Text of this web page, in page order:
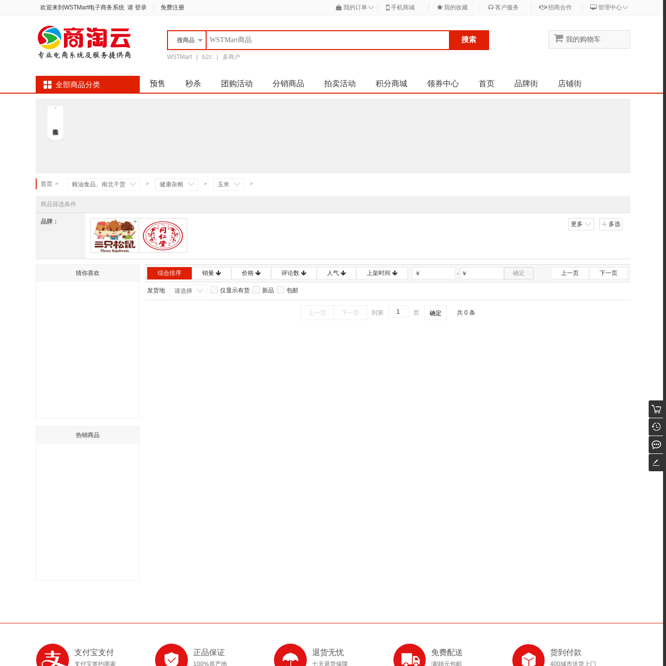
欢迎来到WSTMart电子商务系统 请 登录 免费注册 我的订单 ◇ 手机商城 我的收藏 客户服务 招商合作 管理中心◇
搜商品 搜索
WSTMart b2c 多商户
我的购物车
全部商品分类 预售 秒杀 团购活动 分销商品 拍卖活动 积分商城 领券中心 首页 品牌街 店铺街
首页 > 粮油食品、南北干货 > 健康杂粮 > 玉米 >
商品筛选条件
品牌：
三只松鼠 同仁堂
更多 多选
猜你喜欢
热销商品
综合排序 销量 价格 评论数 人气 上架时间 ￥ ￥
- 确定 上一页 下一页
发货地 请选择 仅显示有货 新品 包邮
上一页 下一页 到第 页 确定 共 0 条
支付宝支付
支付宝签约商家
正品保证
100%原产地
退货无忧
七天退货保障
免费配送
满98元包邮
货到付款
400城市送货上门